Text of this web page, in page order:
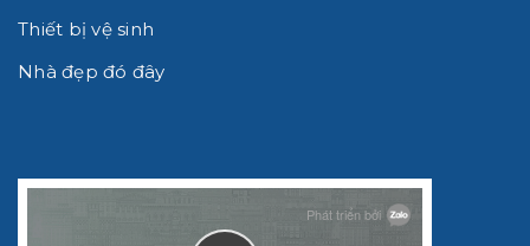
Thiết bị vệ sinh
Nhà đẹp đó đây